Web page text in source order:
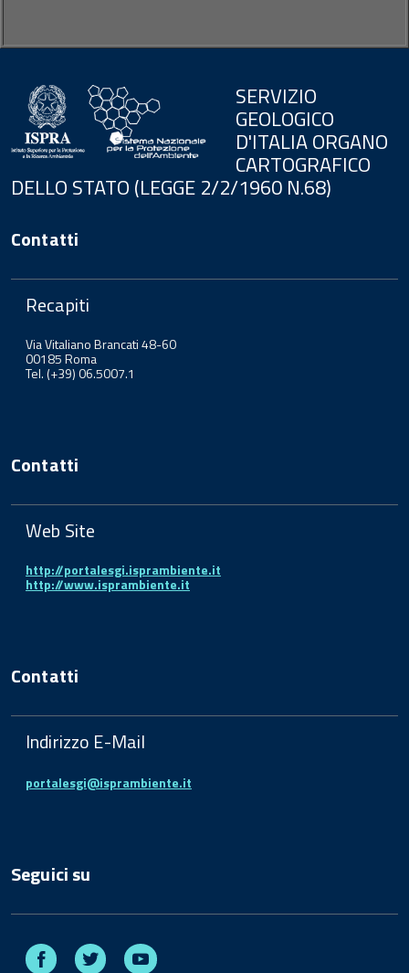
SERVIZIO
GEOLOGICO
D'ITALIA ORGANO
CARTOGRAFICO
DELLO STATO (LEGGE 2/2/1960 N.68)
Contatti
Recapiti
Via Vitaliano Brancati 48-60
00185 Roma
Tel. (+39) 06.5007.1
Contatti
Web Site
http://portalesgi.isprambiente.it
http://www.isprambiente.it
Contatti
Indirizzo E-Mail
portalesgi@isprambiente.it
Seguici su
Facebook Twitter